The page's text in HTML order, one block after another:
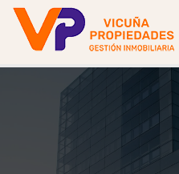
contenido